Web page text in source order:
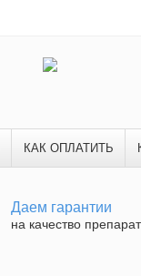
КАК ОПЛАТИТЬ
Даем гарантии
на качество